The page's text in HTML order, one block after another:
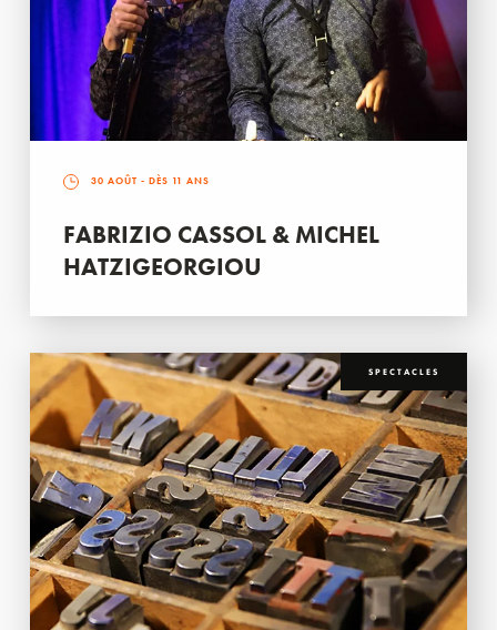
30 AOÛT - DÈS 11 ANS
FABRIZIO CASSOL & MICHEL
HATZIGEORGIOU
SPECTACLES